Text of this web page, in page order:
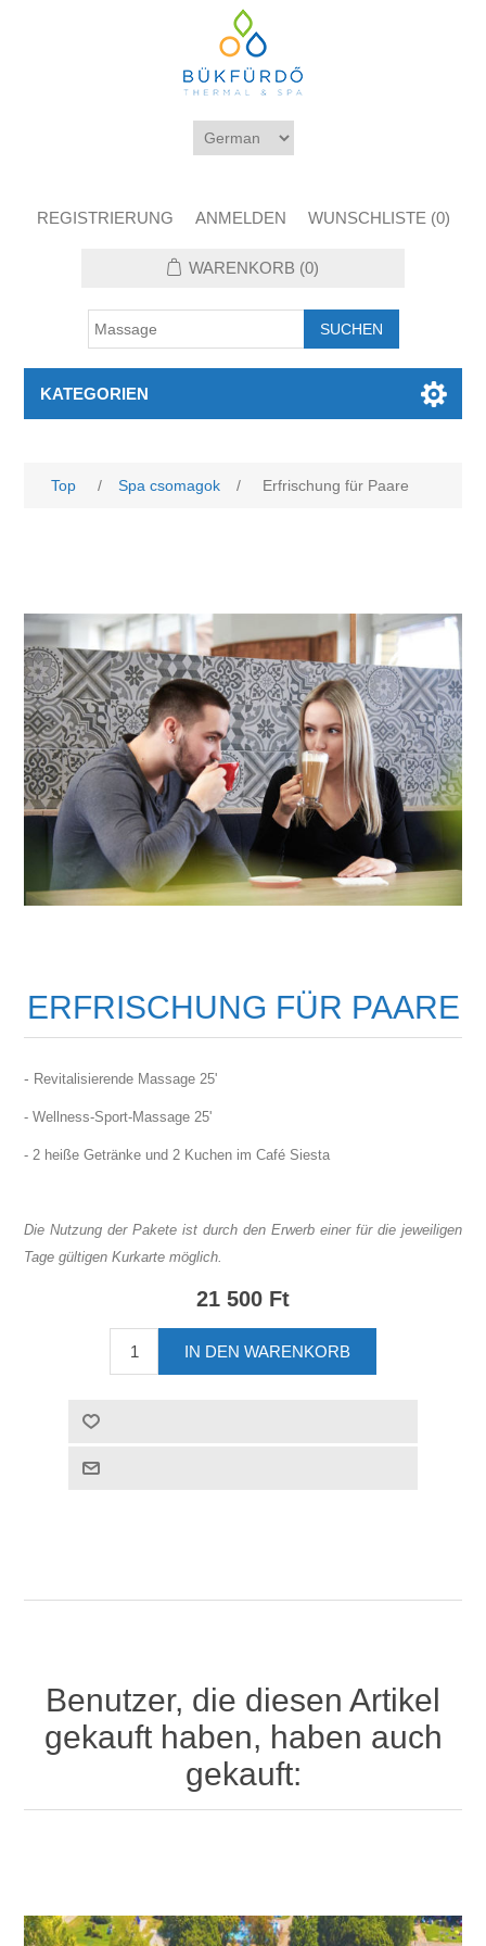
REGISTRIERUNG ANMELDEN WUNSCHLISTE (0)
WARENKORB (0)
KATEGORIEN
Top / Spa csomagok / Erfrischung für Paare
ERFRISCHUNG FÜR PAARE
- Revitalisierende Massage 25'
- Wellness-Sport-Massage 25'
- 2 heiße Getränke und 2 Kuchen im Café Siesta
Die Nutzung der Pakete ist durch den Erwerb einer für die jeweiligen
Tage gültigen Kurkarte möglich.
21 500 Ft
Benutzer, die diesen Artikel
gekauft haben, haben auch
gekauft: